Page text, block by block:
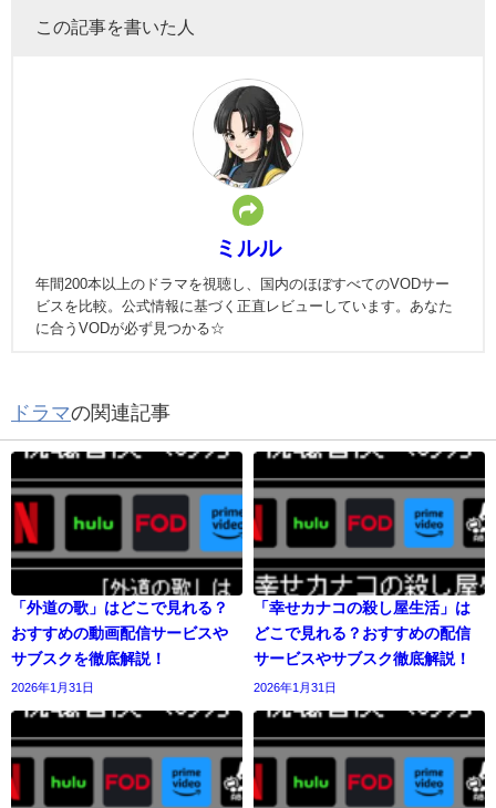
この記事を書いた人
ミルル
年間200本以上のドラマを視聴し、国内のほぼすべてのVODサー
ビスを比較。公式情報に基づく正直レビューしています。あなた
に合うVODが必ず見つかる☆
ドラマの関連記事
「外道の歌」はどこで見れる？
おすすめの動画配信サービスや
サブスクを徹底解説！
2026年1月31日
「幸せカナコの殺し屋生活」は
どこで見れる？おすすめの配信
サービスやサブスク徹底解説！
2026年1月31日